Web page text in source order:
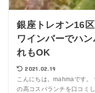
銀座トレオン16
ワインバーでハ
れもOK
2021.02.19
こんにちは。mahmaです。
の高コスパランチを口コミ